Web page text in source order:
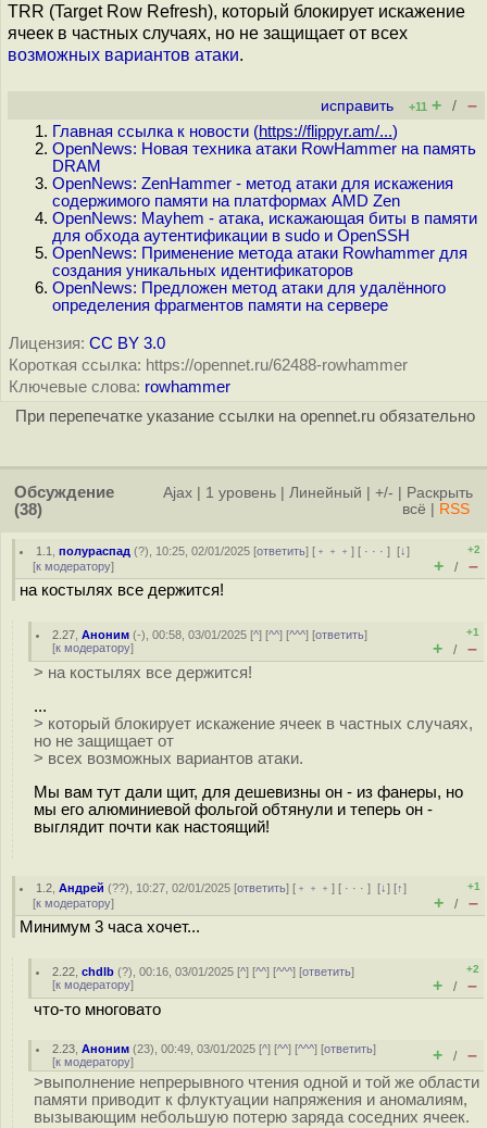
TRR (Target Row Refresh), который блокирует искажение
ячеек в частных случаях, но не защищает от всех
возможных вариантов атаки.
исправить +11 + / –
Главная ссылка к новости (https://flippyr.am/...)
OpenNews: Новая техника атаки RowHammer на память
DRAM
OpenNews: ZenHammer - метод атаки для искажения
содержимого памяти на платформах AMD Zen
OpenNews: Mayhem - атака, искажающая биты в памяти
для обхода аутентификации в sudo и OpenSSH
OpenNews: Применение метода атаки Rowhammer для
создания уникальных идентификаторов
OpenNews: Предложен метод атаки для удалённого
определения фрагментов памяти на сервере
Лицензия: CC BY 3.0
Короткая ссылка: https://opennet.ru/62488-rowhammer
Ключевые слова: rowhammer
При перепечатке указание ссылки на opennet.ru обязательно
Обсуждение
(38)
Ajax 1 уровень Линейный +/-
Раскрыть
всё
RSS
1.1 ,полураспад (?), 10:25, 02/01/2025 [ответить] [ ﹢﹢﹢] [ · · ·][↓]
[к модератору]
+2
+ / –
на костылях все держится!
2.27 ,Аноним (-), 00:58, 03/01/2025 [^] [^^] [^^^] [ответить]
[к модератору]
+1
+ / –
> на костылях все держится!
...
> который блокирует искажение ячеек в частных случаях,
но не защищает от
> всех возможных вариантов атаки.
Мы вам тут дали щит, для дешевизны он - из фанеры, но
мы его алюминиевой фольгой обтянули и теперь он -
выглядит почти как настоящий!
1.2 ,Андрей (??), 10:27, 02/01/2025 [ответить] [ ﹢﹢﹢] [ · · ·][↓] [↑]
[к модератору]
+1
+ / –
Минимум 3 часа хочет...
2.22 ,chdlb (?), 00:16, 03/01/2025 [^] [^^] [^^^] [ответить]
[к модератору]
+2
+ / –
что-то многовато
2.23 ,Аноним (23), 00:49, 03/01/2025 [^] [^^] [^^^] [ответить]
[к модератору] + / –
>выполнение непрерывного чтения одной и той же области
памяти приводит к флуктуации напряжения и аномалиям,
вызывающим небольшую потерю заряда соседних ячеек.